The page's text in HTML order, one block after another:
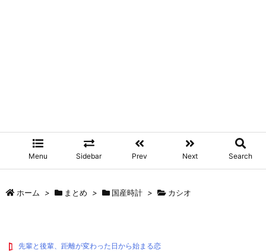
Menu Sidebar Prev Next Search
ホーム > まとめ > 国産時計 > カシオ
先輩と後輩、距離が変わった日から始まる恋